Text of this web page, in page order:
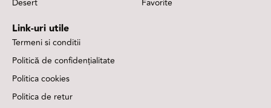
Desert
Favorite
Link-uri utile
Termeni si conditii
Politică de confidențialitate
Politica cookies
Politica de retur